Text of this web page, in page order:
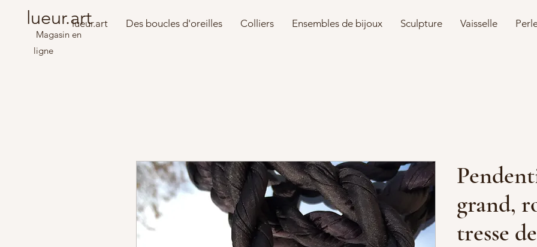
lueur.art
lueur.art Des boucles d'oreilles Colliers Ensembles de bijoux Sculpture Vaisselle
Magasin en
ligne
grand,
tresse